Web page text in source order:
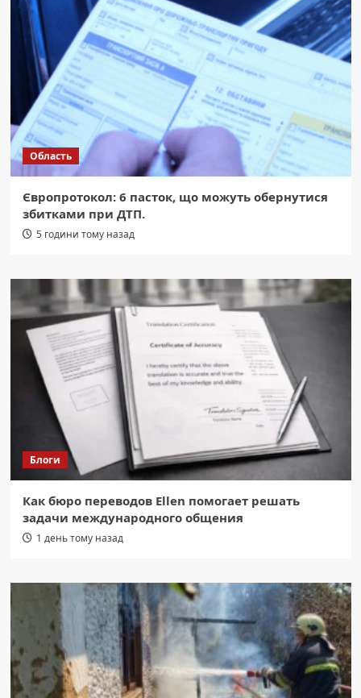
Область
Європротокол: 6 пасток, що можуть обернутися
збитками при ДТП.
5 години тому назад
Блоги
Как бюро переводов Ellen помогает решать
задачи международного общения
1 день тому назад